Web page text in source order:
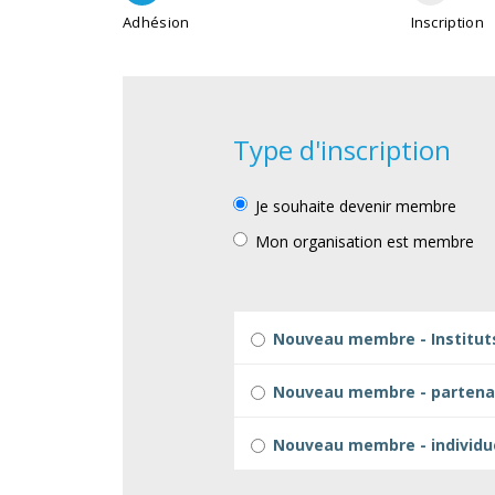
Adhésion Inscription
Type d'inscription
Je souhaite devenir membre
Mon organisation est membre
Nouveau membre -
Nouveau membre -
Nouveau membre -